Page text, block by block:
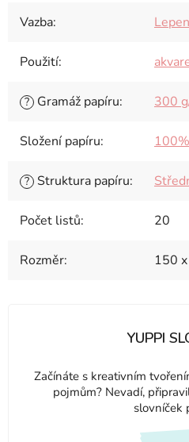
Vazba:
Použití:
? Gramáž papíru: 300
Složení papíru:
? Struktura papíru:
Počet listů: 20
Rozměr: 150
YUPPI
Začínáte s kreativním
pojmům? Nevadí,
slovníček